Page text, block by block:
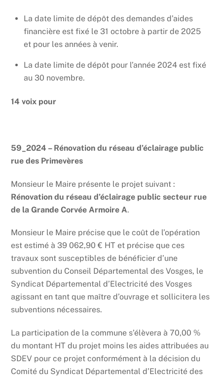
La date limite de dépôt des demandes d’aides
financière est fixé le 31 octobre à partir de 2025
et pour les années à venir.
La date limite de dépôt pour l’année 2024 est fixé
au 30 novembre.
14 voix pour
59_2024 – Rénovation du réseau d’éclairage public
rue des Primevères
Monsieur le Maire présente le projet suivant :
Rénovation du réseau d’éclairage public secteur rue
de la Grande Corvée Armoire A.
Monsieur le Maire précise que le coût de l’opération
est estimé à 39 062,90 € HT et précise que ces
travaux sont susceptibles de bénéficier d’une
subvention du Conseil Départemental des Vosges, le
Syndicat Départemental d’Electricité des Vosges
agissant en tant que maître d’ouvrage et sollicitera les
subventions nécessaires.
La participation de la commune s’élèvera à 70,00 %
du montant HT du projet moins les aides attribuées au
SDEV pour ce projet conformément à la décision du
Comité du Syndicat Départemental d’Electricité des